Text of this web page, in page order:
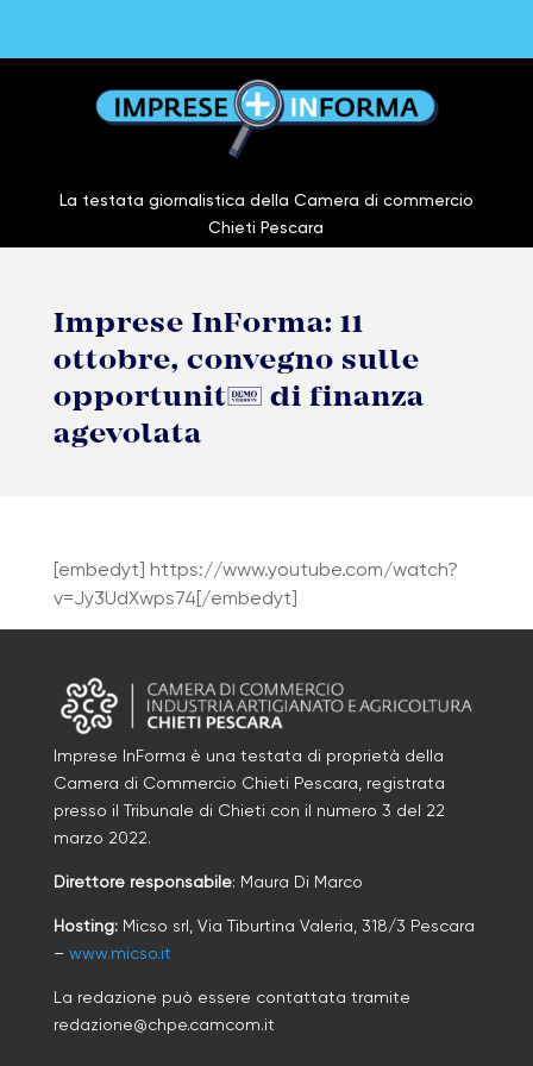
La testata giornalistica della Camera di commercio
Chieti Pescara
Imprese InForma: 11
ottobre, convegno sulle
opportunità di finanza
agevolata
[embedyt] https://www.youtube.com/watch?
v=Jy3UdXwps74[/embedyt]
Imprese InForma è una testata di proprietà della
Camera di Commercio Chieti Pescara, registrata
presso il Tribunale di Chieti con il numero 3 del 22
marzo 2022.
Direttore responsabile: Maura Di Marco
Hosting:Micso srl, Via Tiburtina Valeria, 318/3 Pescara
– www.micso.it
La redazione può essere contattata tramite
redazione@chpe.camcom.it